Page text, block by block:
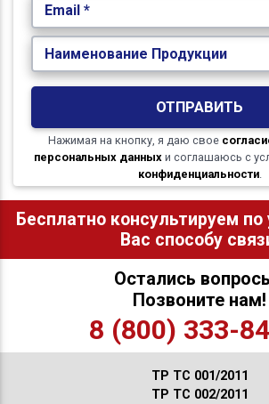
Email *
Наименование Продукции
ОТПРАВИТЬ
Нажимая на кнопку, я даю свое
персональных данных и соглашаюсь с
конфиденциальности.
Бесплатно консультируем
Вас способу
Остались
Позвоните нам!
8 (800) 333-
ТР ТС 001/2011
ТР ТС 002/2011